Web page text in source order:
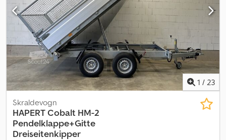
monteret i rammen Dæk: 195/50R13 C med sorte fælge
Gummiaffjedring Inkl. køretøjspapirer Mulige ekstraudstyr og
tilbehør til denne trailer: Integrerede aluminium-rampeskinner
under ladet Støddæmpere og 100 km/t godkendelse Bageste
støtteben Frontgitter til transport af lange materialer
Surringsskinner, ankerskinner, ekstra lastsikring, spærrbjælker,
spændbånd m.m. Registrering af din nye trailer hos
motorkontoret
1 / 23
Skraldevogn
HAPERTCobalt HM-2
Pendelklappe+Gitte
Dreiseitenkipper